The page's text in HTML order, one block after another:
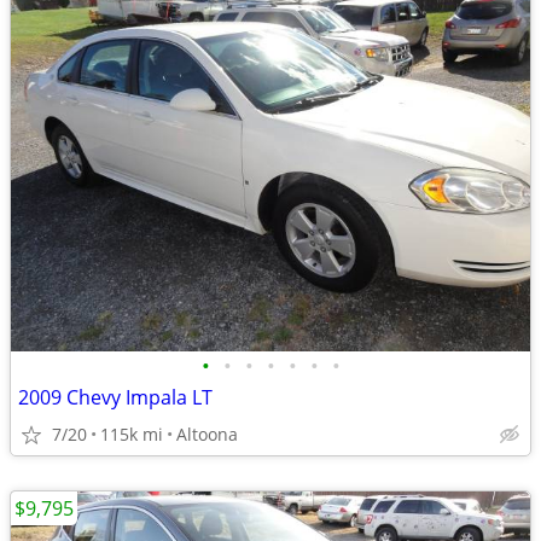
• • • • • • •
2009 Chevy Impala LT
7/20 115k mi Altoona
$9,795